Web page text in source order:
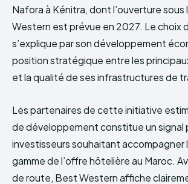
Nafora à Kénitra, dont l’ouverture sous
Western est prévue en 2027. Le choix
s’explique par son développement
position stratégique entre les
et la qualité de ses infrastructures de
Les partenaires de cette initiative
de développement constitue un signal
investisseurs souhaitant accompagner
gamme de l’offre hôtelière au Maroc.
de route, Best Western affiche